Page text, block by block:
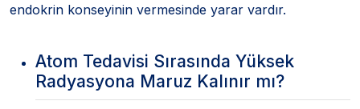
endokrin konseyinin vermesinde yarar vardır.
Atom Tedavisi Sırasında Yüksek
Radyasyona Maruz Kalınır mı?